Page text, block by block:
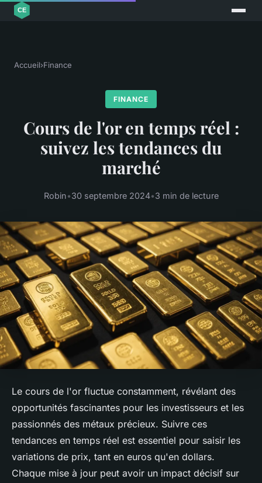
Accueil›Finance
FINANCE
Cours de l'or en temps réel :
suivez les tendances du
marché
Robin•30 septembre 2024•3 min de lecture
Le cours de l'or fluctue constamment, révélant des
opportunités fascinantes pour les investisseurs et les
passionnés des métaux précieux. Suivre ces
tendances en temps réel est essentiel pour saisir les
variations de prix, tant en euros qu'en dollars.
Chaque mise à jour peut avoir un impact décisif sur